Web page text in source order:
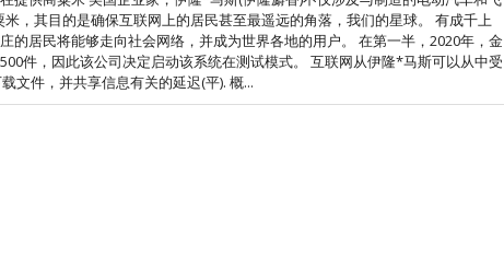
，其目的是确保互联网上的居民甚至最遥远的角落，我们的星球。 有成千上
的居民将能够走向社会网络，并成为世界各地的用户。 在第一半，2020年，金
件，因此该公司决定启动该系统在测试模式。 互联网从伊隆*马斯可以从中受
文件，并共享信息有关的延迟(平). 概...